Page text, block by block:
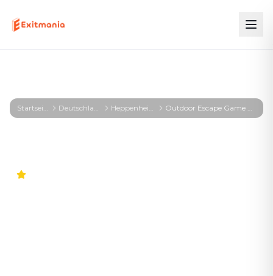
Startseite Deutschland Heppenheim Outdoor Escape Game Heppenheim – First Profiler - Heppenheim